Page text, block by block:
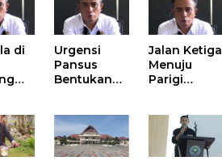
di
Urgensi
Pansus
Bentukan
Kisruh
Pengusulan
52 Titik
Jalan Ketiga
Menuju
Parigi
Beradab